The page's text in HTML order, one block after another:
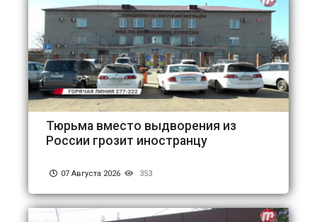
Тюрьма вместо выдворения из
России грозит иностранцу
07 Августа 2026 353